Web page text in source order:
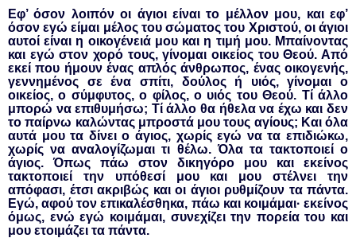
Εφ’ όσον λοιπόν οι άγιοι είναι το μέλλον μου, και εφ’
όσον εγώ είμαι μέλος του σώματος του Χριστού, οι άγιοι
αυτοί είναι η οικογένειά μου και η τιμή μου. Μπαίνοντας
και εγώ στον χορό τους, γίνομαι οικείος του Θεού. Από
εκεί που ήμουν ένας απλός άνθρωπος, ένας οικογενής,
γεννημένος σε ένα σπίτι, δούλος ή υιός, γίνομαι ο
οικείος, ο σύμφυτος, ο φίλος, ο υιός του Θεού. Τί άλλο
μπορώ να επιθυμήσω; Τί άλλο θα ήθελα να έχω και δεν
το παίρνω καλώντας μπροστά μου τους αγίους; Και όλα
αυτά μου τα δίνει ο άγιος, χωρίς εγώ να τα επιδιώκω,
χωρίς να αναλογίζωμαι τι θέλω. Όλα τα τακτοποιεί ο
άγιος. Όπως πάω στον δικηγόρο μου και εκείνος
τακτοποιεί την υπόθεσί μου και μου στέλνει την
απόφασι, έτσι ακριβώς και οι άγιοι ρυθμίζουν τα πάντα.
Εγώ, αφού τον επικαλέσθηκα, πάω και κοιμάμαι· εκείνος
όμως, ενώ εγώ κοιμάμαι, συνεχίζει την πορεία του και
μου ετοιμάζει τα πάντα.